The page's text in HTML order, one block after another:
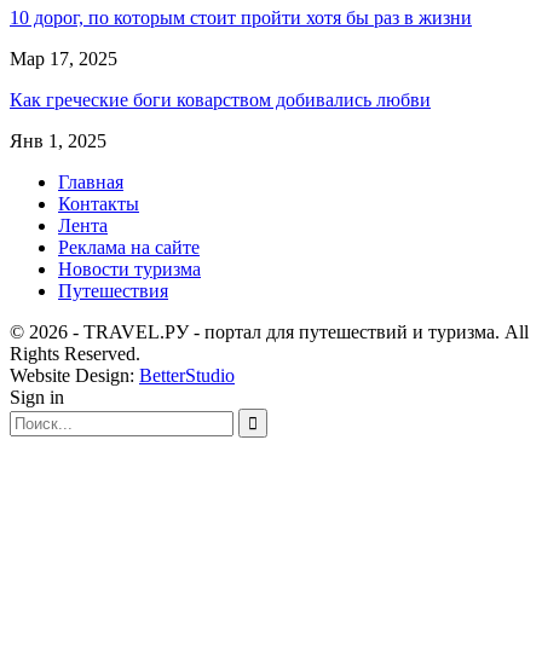
10 дорог, по которым стоит пройти хотя бы раз в жизни
Мар 17, 2025
Как греческие боги коварством добивались любви
Янв 1, 2025
Главная
Контакты
Лента
Реклама на сайте
Новости туризма
Путешествия
© 2026 - TRAVEL.РУ - портал для путешествий и туризма. All
Rights Reserved.
Website Design: BetterStudio
Sign in